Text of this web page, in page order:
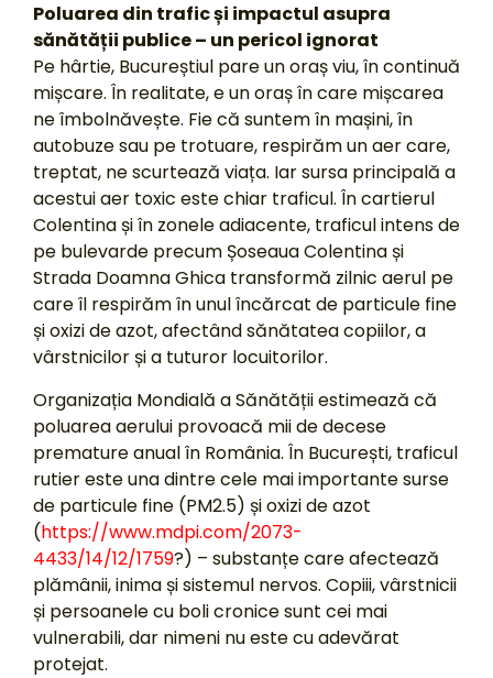
Poluarea din trafic și impactul asupra
sănătății publice – un pericol ignorat
Pe hârtie, Bucureștiul pare un oraș viu, în continuă
mișcare. În realitate, e un oraș în care mișcarea
ne îmbolnăvește. Fie că suntem în mașini, în
autobuze sau pe trotuare, respirăm un aer care,
treptat, ne scurtează viața. Iar sursa principală a
acestui aer toxic este chiar traficul. În cartierul
Colentina și în zonele adiacente, traficul intens de
pe bulevarde precum Șoseaua Colentina și
Strada Doamna Ghica transformă zilnic aerul pe
care îl respirăm în unul încărcat de particule fine
și oxizi de azot, afectând sănătatea copiilor, a
vârstnicilor și a tuturor locuitorilor.
Organizația Mondială a Sănătății estimează că
poluarea aerului provoacă mii de decese
premature anual în România. În București, traficul
rutier este una dintre cele mai importante surse
de particule fine (PM2.5) și oxizi de azot
(https://www.mdpi.com/2073-
4433/14/12/1759?) – substanțe care afectează
plămânii, inima și sistemul nervos. Copiii, vârstnicii
și persoanele cu boli cronice sunt cei mai
vulnerabili, dar nimeni nu este cu adevărat
protejat.